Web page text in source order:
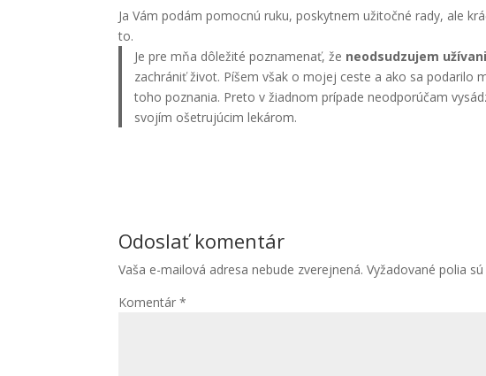
Ja Vám podám pomocnú ruku, poskytnem užitočné rady, ale
to.
Je pre mňa dôležité poznamenať, že neodsudzujem
zachrániť život. Píšem však o mojej ceste a ako sa podarilo
toho poznania. Preto v žiadnom prípade neodporúčam
svojím ošetrujúcim lekárom.
Odoslať komentár
Vaša e-mailová adresa nebude zverejnená. Vyžadované polia
Komentár*